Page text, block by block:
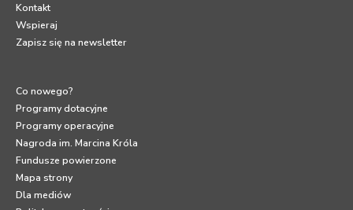
Kontakt
Wspieraj
Zapisz się na newsletter
Co nowego?
Programy dotacyjne
Programy operacyjne
Nagroda im. Marcina Króla
Fundusze powierzone
Mapa strony
Dla mediów